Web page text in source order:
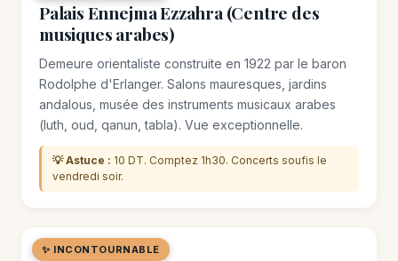
Palais Ennejma Ezzahra (Centre des
musiques arabes)
Demeure orientaliste construite en 1922 par le baron
Rodolphe d'Erlanger. Salons mauresques, jardins
andalous, musée des instruments musicaux arabes
(luth, oud, qanun, tabla). Vue exceptionnelle.
💡 Astuce : 10 DT. Comptez 1h30. Concerts soufis le
vendredi soir.
✨ INCONTOURNABLE
🏛️ MONUMENT